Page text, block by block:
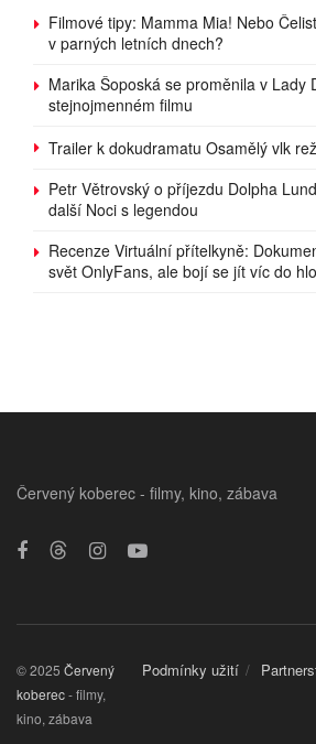
Filmové tipy: Mamma Mia! Nebo
v parných letních dnech?
Marika Šoposká se proměnila v Lady
stejnojmenném filmu
Trailer k dokudramatu Osamělý vlk
Petr Větrovský o příjezdu Dolpha
další Noci s legendou
Recenze Virtuální přítelkyně:
svět OnlyFans, ale bojí se jít víc do
Červený koberec - filmy, kino, zábava
Podmínky užití
© 2025 Červený
koberec- filmy,
kino, zábava